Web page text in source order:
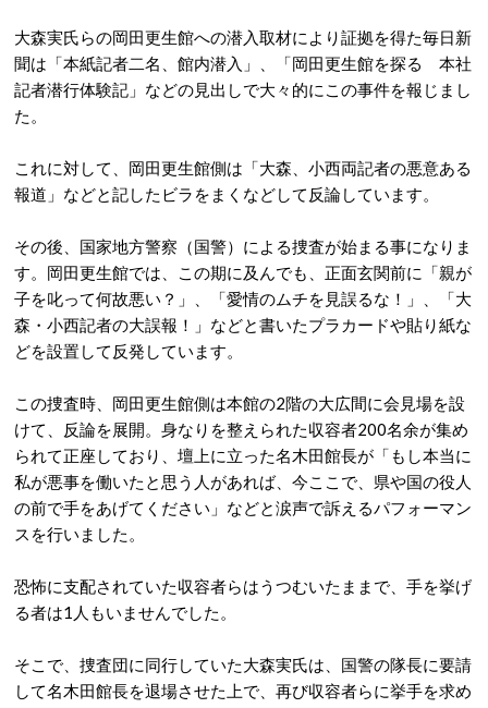
大森実氏らの岡田更生館への潜入取材により証拠を得た毎日新
聞は「本紙記者二名、館内潜入」、「岡田更生館を探る 本社
記者潜行体験記」などの見出しで大々的にこの事件を報じまし
た。
これに対して、岡田更生館側は「大森、小西両記者の悪意ある
報道」などと記したビラをまくなどして反論しています。
その後、国家地方警察（国警）による捜査が始まる事になりま
す。岡田更生館では、この期に及んでも、正面玄関前に「親が
子を叱って何故悪い？」、「愛情のムチを見誤るな！」、「大
森・小西記者の大誤報！」などと書いたプラカードや貼り紙な
どを設置して反発しています。
この捜査時、岡田更生館側は本館の2階の大広間に会見場を設
けて、反論を展開。身なりを整えられた収容者200名余が集め
られて正座しており、壇上に立った名木田館長が「もし本当に
私が悪事を働いたと思う人があれば、今ここで、県や国の役人
の前で手をあげてください」などと涙声で訴えるパフォーマン
スを行いました。
恐怖に支配されていた収容者らはうつむいたままで、手を挙げ
る者は1人もいませんでした。
そこで、捜査団に同行していた大森実氏は、国警の隊長に要請
して名木田館長を退場させた上で、再び収容者らに挙手を求め